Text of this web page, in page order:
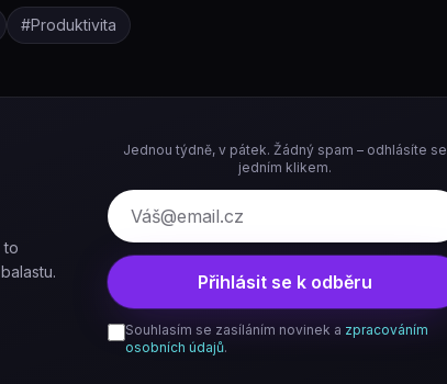
#Produktivita
to
Jednou týdně, v pátek. Žádný spam – odhlásíte se
jedním klikem.
E-mail
Přihlásit se k odběru
Souhlasím se zasíláním novinek a zpracováním
osobních údajů.